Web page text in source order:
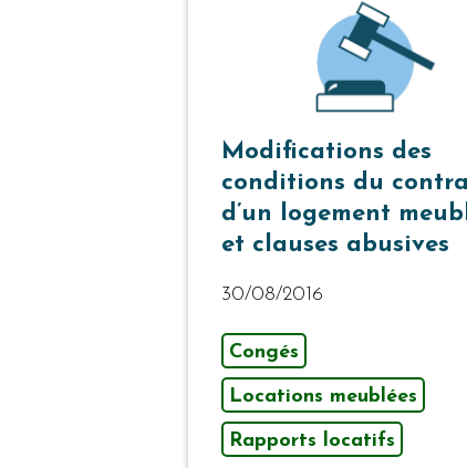
Modifications des
conditions du
d’un logement
et clauses abusives
30/08/2016
Congés
Locations meublées
Rapports locatifs